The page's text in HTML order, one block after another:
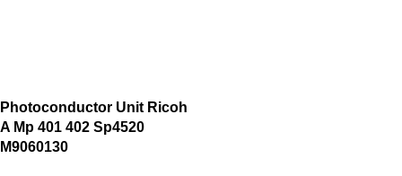
Photoconductor Unit Ricoh
A Mp 401 402 Sp4520
M9060130